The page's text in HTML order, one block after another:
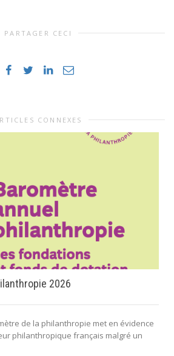
PARTAGER CECI
CONNEXES
2026
de la philanthropie met en évidence
philanthropique français malgré un